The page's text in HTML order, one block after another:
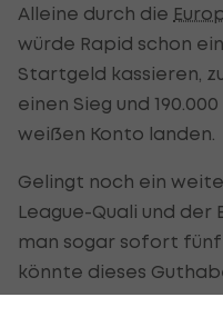
Alleine durch die
würde Rapid schon
Startgeld kassieren,
einen Sieg und
weißen Konto landen.
Gelingt noch ein
League-Quali und der
man sogar sofort
könnte dieses
aufstocken. "Jeder